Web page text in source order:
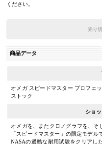
ください。
売り
商品データ
オメガ スピードマスター プロフェ
ストック
ショ
オメガを、またクロノグラフを、そ
「スピードマスター」の限定モデ
NASAの過酷な耐用試験をクリアし